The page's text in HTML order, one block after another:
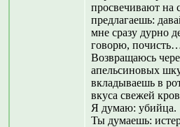
просвечивают на
предлагаешь:
мне сразу дурно
говорю,
Возвращаюсь
апельсиновых
вкладываешь в
вкуса свежей
Я думаю: убийца.
Ты думаешь: